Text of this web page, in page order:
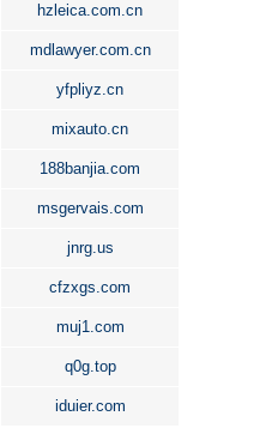
hzleica.com.cn
mdlawyer.com.cn
yfpliyz.cn
mixauto.cn
188banjia.com
msgervais.com
jnrg.us
cfzxgs.com
muj1.com
q0g.top
iduier.com